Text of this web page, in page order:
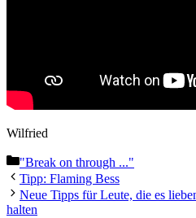
Wilfried
Kategorien
"Break on through ..."
Tipp: Flaming Bess
Neue Tipps für Leute, die es
halten